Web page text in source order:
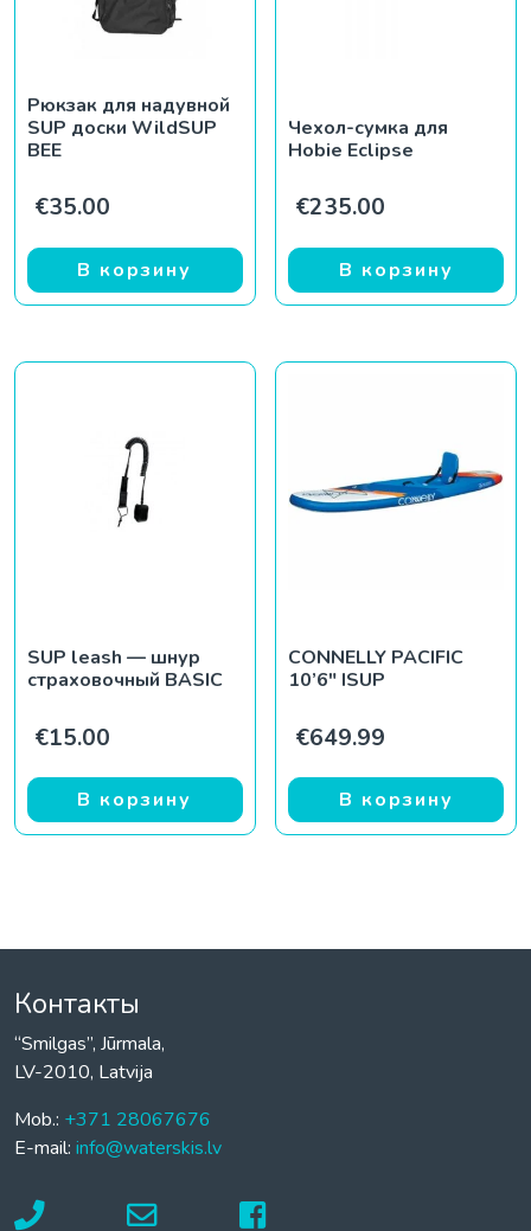
Рюкзак для надувной
SUP доски WildSUP
BEE
€35.00
В корзину
Чехол-сумка для
Hobie Eclipse
€235.00
В корзину
SUP leash — шнур
страховочный BASIC
€15.00
В корзину
CONNELLY PACIFIC
10’6″ ISUP
€649.99
В корзину
Контакты
“Smilgas”, Jūrmala,
LV-2010, Latvija
Mob.: +371 28067676
E-mail: info@waterskis.lv